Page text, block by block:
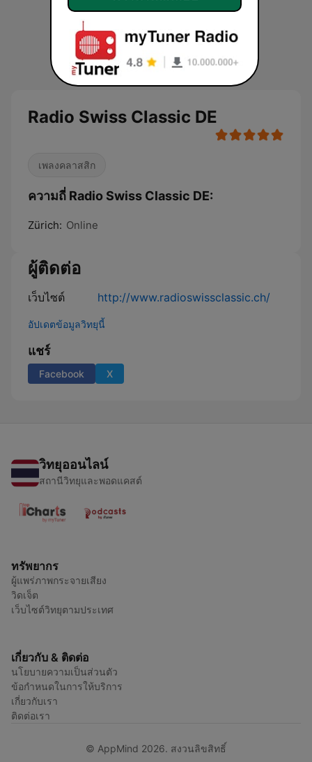
Radio Swiss Classic DE
เพลงคลาสสิก
ความถี่ Radio Swiss Classic DE:
Zürich: Online
ผู้ติดต่อ
เว็บไซต์ http://www.radioswissclassic.ch/
อัปเดตข้อมูลวิทยุนี้
แชร์
Facebook X
วิทยุออนไลน์
สถานีวิทยุและพอดแคสต์
ทรัพยากร
ผู้แพร่ภาพกระจายเสียง
วิดเจ็ต
เว็บไซต์วิทยุตามประเทศ
เกี่ยวกับ & ติดต่อ
นโยบายความเป็นส่วนตัว
ข้อกำหนดในการให้บริการ
เกี่ยวกับเรา
ติดต่อเรา
© AppMind 2026. สงวนลิขสิทธิ์